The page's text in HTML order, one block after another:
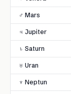
♂ Mars
♃ Jupiter
♄ Saturn
♅ Uran
♆ Neptun